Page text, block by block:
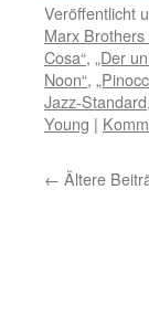
Veröffentlicht
Marx
Cosa“, „Der
Noon“,
Jazz-Standard,
Young |
← Ältere